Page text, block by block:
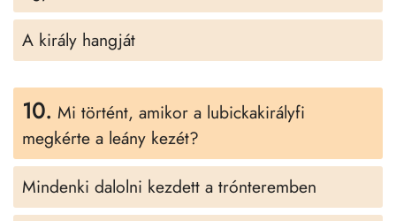
A király hangját
10. Mi történt, amikor a lubickakirályfi
megkérte a leány kezét?
Mindenki dalolni kezdett a trónteremben